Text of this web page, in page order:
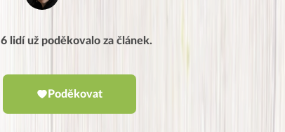
6 lidí už poděkovalo za článek.
Poděkovat